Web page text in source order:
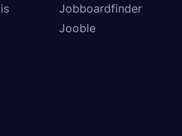
Jobboardfinder
Jooble